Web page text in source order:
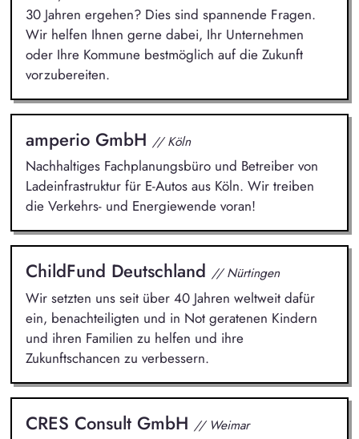
30 Jahren ergehen? Dies sind spannende Fragen.
Wir helfen Ihnen gerne dabei, Ihr Unternehmen
oder Ihre Kommune bestmöglich auf die Zukunft
vorzubereiten.
amperio GmbH // Köln
Nachhaltiges Fachplanungsbüro und Betreiber von
Ladeinfrastruktur für E-Autos aus Köln. Wir treiben
die Verkehrs- und Energiewende voran!
ChildFund Deutschland // Nürtingen
Wir setzten uns seit über 40 Jahren weltweit dafür
ein, benachteiligten und in Not geratenen Kindern
und ihren Familien zu helfen und ihre
Zukunftschancen zu verbessern.
CRES Consult GmbH // Weimar